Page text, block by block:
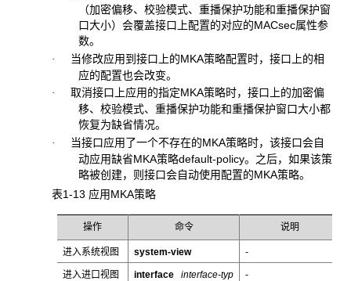
（加密偏移、校验模式、重播保护功能和重播保护窗
口大小）会覆盖接口上配置的对应的MACsec属性参
数。
· 当修改应用到接口上的MKA策略配置时，接口上的相
应的配置也会改变。
· 取消接口上应用的指定MKA策略时，接口上的加密偏
移、校验模式、重播保护功能和重播保护窗口大小都
恢复为缺省情况。
· 当接口应用了一个不存在的MKA策略时，该接口会自
动应用缺省MKA策略default-policy。之后，如果该策
略被创建，则接口会自动使用配置的MKA策略。
表1-13 应用MKA策略
操作 命令 说明
进入系统视图 system-view -
进入进口视图 interface interface-typ
-